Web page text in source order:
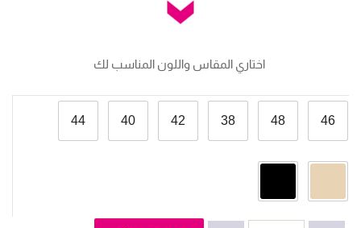
46
48
38
42
40
44